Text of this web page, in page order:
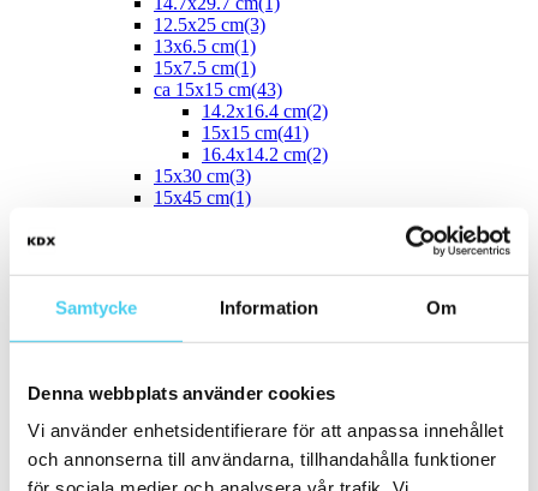
Samtycke Information Om
Denna webbplats använder cookies
Vi använder enhetsidentifierare för att anpassa innehållet
och annonserna till användarna, tillhandahålla funktioner
12.5x25 cm(3)
13x6.5 cm(1)
15x7.5 cm(1)
ca 15x15 cm(43)
14.2x16.4 cm(2)
15x15 cm(41)
16.4x14.2 cm(2)
15x30 cm(3)
15x45 cm(1)
20x20 cm(22)
20x10 cm(4)
20x30 cm(1)
ca 20x60 cm(2)
20x58 cm(1)
20x60 cm